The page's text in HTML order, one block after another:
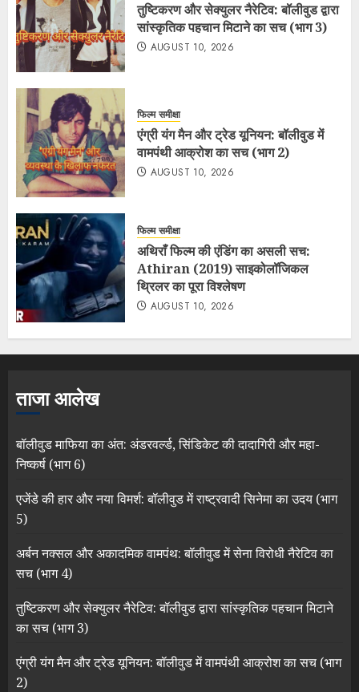
तुष्टिकरण और सेक्युलर नैरेटिव: बॉलीवुड द्वारा
सांस्कृतिक पहचान मिटाने का सच (भाग 3)
AUGUST 10, 2026
फिल्म समीक्षा
एंग्री यंग मैन और ट्रेड यूनियन: बॉलीवुड में
वामपंथी आक्रोश का सच (भाग 2)
AUGUST 10, 2026
फिल्म समीक्षा
अथिराँ फिल्म की एंडिंग का असली सच:
Athiran (2019) साइकोलॉजिकल
थ्रिलर का पूरा विश्लेषण
AUGUST 10, 2026
ताजा आलेख
बॉलीवुड माफिया का अंत: अंडरवर्ल्ड, सिंडिकेट की दादागिरी और महा-
निष्कर्ष (भाग 6)
एजेंडे की हार और नया विमर्श: बॉलीवुड में राष्ट्रवादी सिनेमा का उदय (भाग
5)
अर्बन नक्सल और अकादमिक वामपंथ: बॉलीवुड में सेना विरोधी नैरेटिव का
सच (भाग 4)
तुष्टिकरण और सेक्युलर नैरेटिव: बॉलीवुड द्वारा सांस्कृतिक पहचान मिटाने
का सच (भाग 3)
एंग्री यंग मैन और ट्रेड यूनियन: बॉलीवुड में वामपंथी आक्रोश का सच (भाग
2)